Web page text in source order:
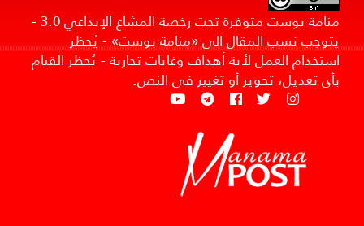
منامة بوست متوفرة تحت رخصة المشاع الإبداعي 3.0 -
يتوجب نسب المقال الى «منامة بوست» - يُحظر
استخدام العمل لأية أهداف وغايات تجارية - يُحظر القيام
بأي تعديل، تحوير أو تغيير في النص.